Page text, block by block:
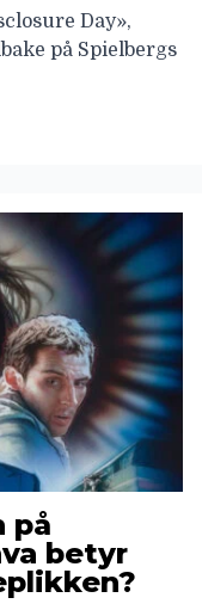
Day»,
på Spielbergs
på
betyr